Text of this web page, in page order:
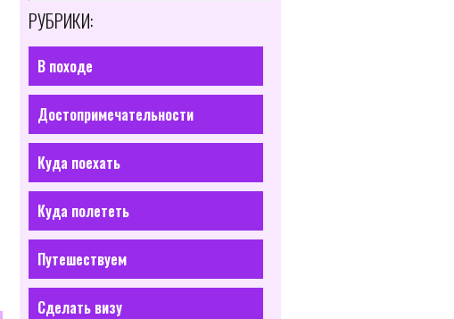
РУБРИКИ:
В походе
Достопримечательности
Куда поехать
Куда полететь
Путешествуем
Сделать визу